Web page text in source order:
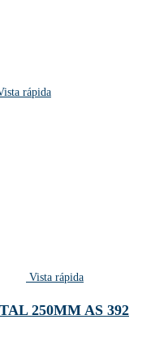
rápida
Vista rápida
250MM AS 392